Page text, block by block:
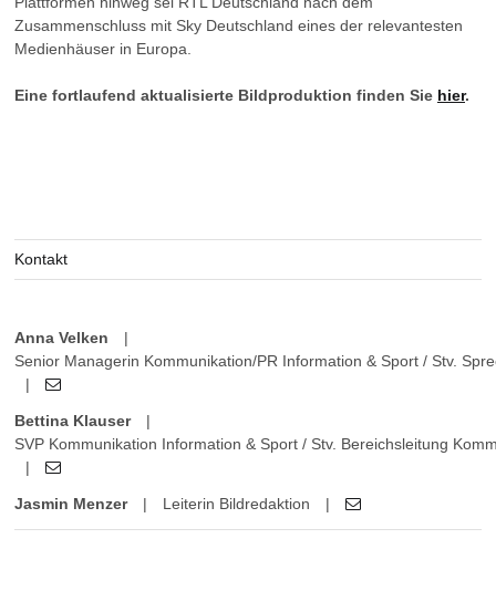
Zusammenschluss mit Sky Deutschland eines der relevantesten
Medienhäuser in Europa.
Eine fortlaufend aktualisierte Bildproduktion finden Sie hier.
Kontakt
Anna Velken
|
Senior Managerin Kommunikation/PR Information & Sport / Stv.
|
Bettina Klauser
|
SVP Kommunikation Information & Sport / Stv. Bereichsleitung
|
Jasmin Menzer | Leiterin Bildredaktion |